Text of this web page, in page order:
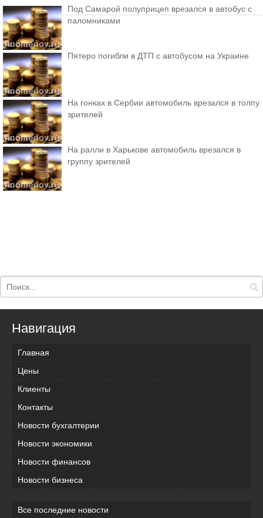
Под Самарой полуприцеп врезался в автобус с
паломниками
Пятеро погибли в ДТП с автобусом на Украине
На гонках в Сербии автомобиль врезался в толпу
зрителей
На ралли в Харькове автомобиль врезался в
группу зрителей
Навигация
Главная
Цены
Клиенты
Контакты
Новости бухгалтерии
Новости экономики
Новости финансов
Новости бизнеса
Все последние новости